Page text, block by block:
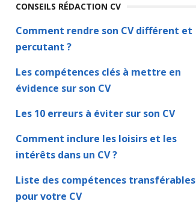
CONSEILS RÉDACTION CV
Comment rendre son CV différent et
percutant ?
Les compétences clés à mettre en
évidence sur son CV
Les 10 erreurs à éviter sur son CV
Comment inclure les loisirs et les
intérêts dans un CV ?
Liste des compétences transférables
pour votre CV